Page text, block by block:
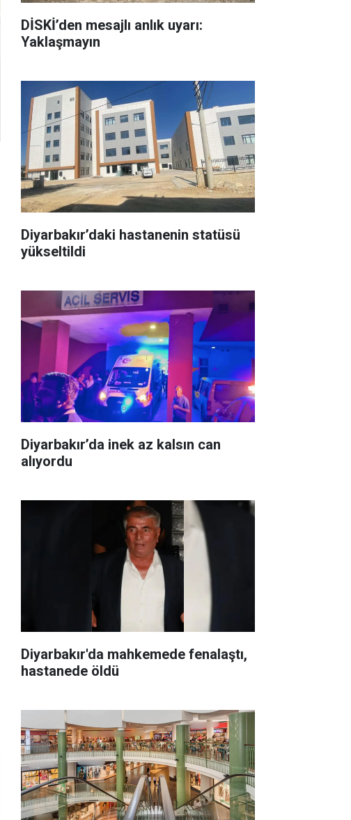
DİSKİ’den mesajlı anlık uyarı:
Yaklaşmayın
Diyarbakır’daki hastanenin statüsü
yükseltildi
Diyarbakır’da inek az kalsın can
alıyordu
Diyarbakır'da mahkemede fenalaştı,
hastanede öldü